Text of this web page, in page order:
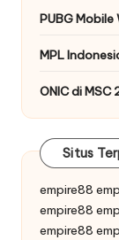
PUBG
MPL
ONIC di
Situs
empire88
empire88
empire88